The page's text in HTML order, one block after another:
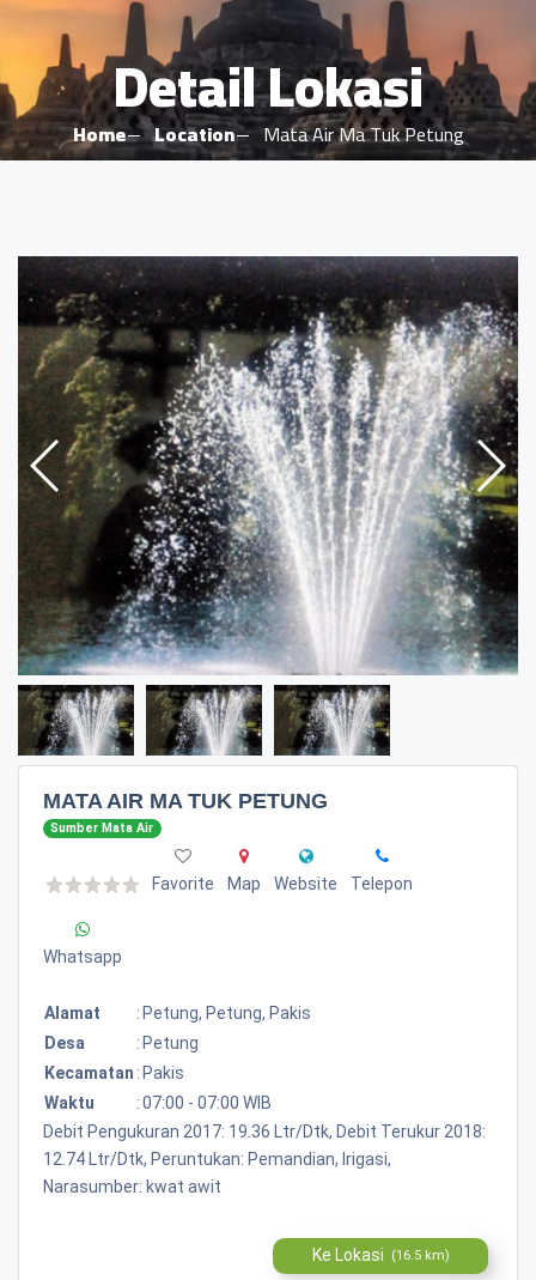
Detail Lokasi
Home Location Mata Air Ma Tuk Petung
MATA AIR MA TUK PETUNG
Sumber Mata Air
Favorite Map Website Telepon
Whatsapp
Alamat : Petung, Petung, Pakis
Desa
: Petung
Kecamatan : Pakis
Waktu
:07:00 - 07:00 WIB
Debit Pengukuran 2017: 19.36 Ltr/Dtk, Debit Terukur 2018:
12.74 Ltr/Dtk, Peruntukan: Pemandian, Irigasi,
Narasumber: kwat awit
Ke Lokasi (16.5 km)